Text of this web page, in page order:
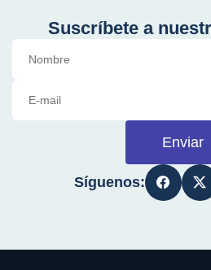
Suscríbete a
Enviar
Síguenos: